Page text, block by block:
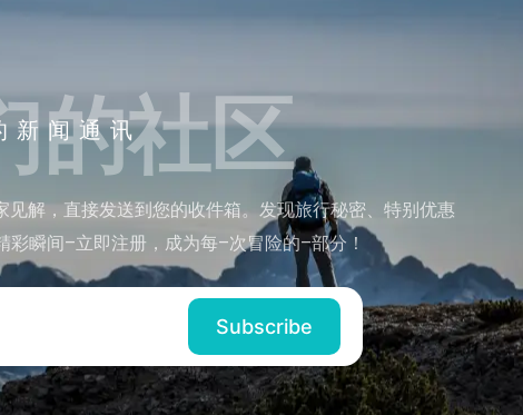
新闻通讯
的社区
解，直接发送到您的收件箱。发现旅行秘密、特别优惠
瞬间–立即注册，成为每–次冒险的–部分！